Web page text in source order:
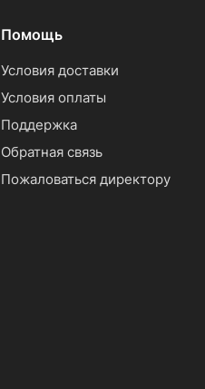
Помощь
Условия доставки
Условия оплаты
Поддержка
Обратная связь
Пожаловаться директору